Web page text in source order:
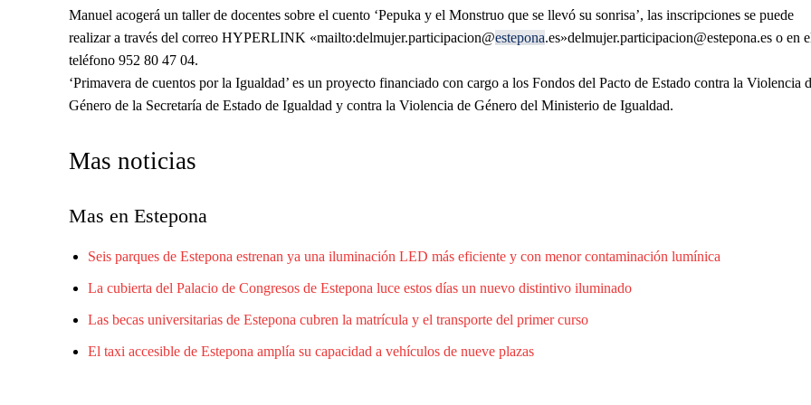
Manuel acogerá un taller de docentes sobre el cuento ‘Pepuka y el Monstruo que se llevó su sonrisa’, las inscripciones se puede
realizar a través del correo HYPERLINK «mailto:delmujer.participacion@estepona.es»delmujer.participacion@estepona.es o en
teléfono 952 80 47 04.
‘Primavera de cuentos por la Igualdad’ es un proyecto financiado con cargo a los Fondos del Pacto de Estado contra la Violencia
Género de la Secretaría de Estado de Igualdad y contra la Violencia de Género del Ministerio de Igualdad.
Mas noticias
Mas en Estepona
Seis parques de Estepona estrenan ya una iluminación LED más eficiente y con menor contaminación lumínica
La cubierta del Palacio de Congresos de Estepona luce estos días un nuevo distintivo iluminado
Las becas universitarias de Estepona cubren la matrícula y el transporte del primer curso
El taxi accesible de Estepona amplía su capacidad a vehículos de nueve plazas